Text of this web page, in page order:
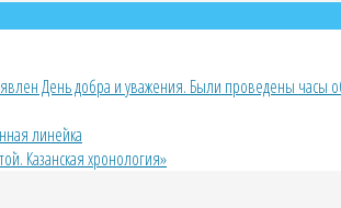
День добра и уважения. Были проведены часы
линейка
Казанская хронология»